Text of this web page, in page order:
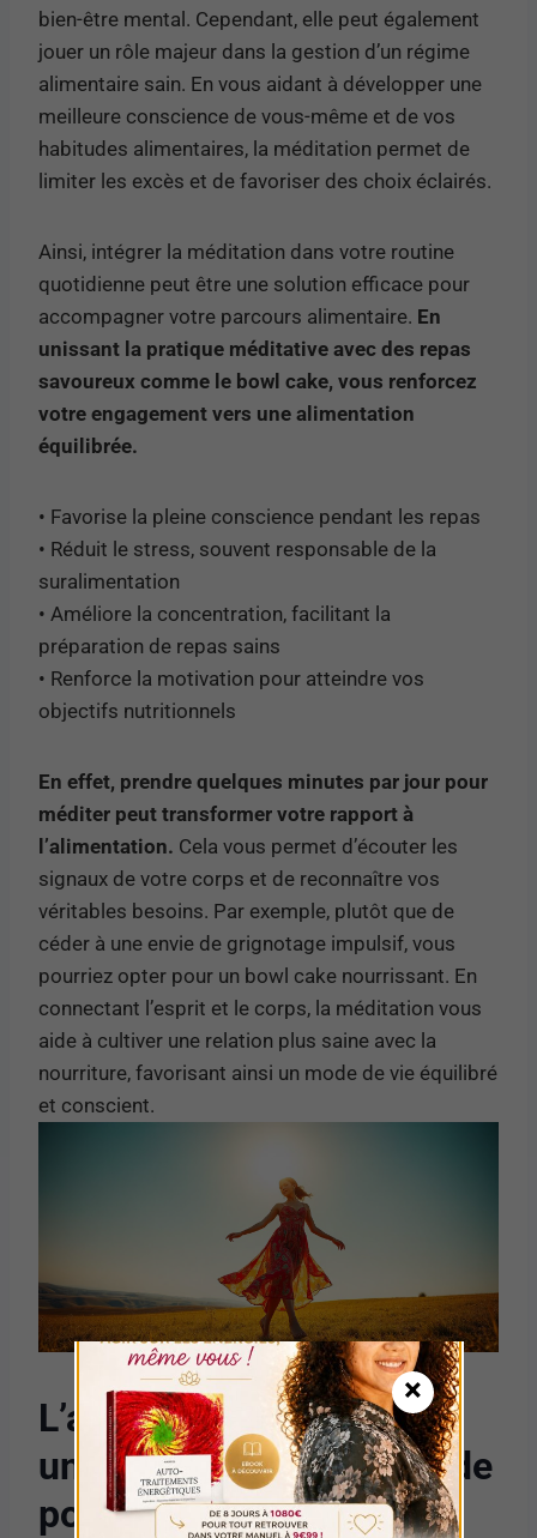
bien-être mental. Cependant, elle peut également
jouer un rôle majeur dans la gestion d’un régime
alimentaire sain. En vous aidant à développer une
meilleure conscience de vous-même et de vos
habitudes alimentaires, la méditation permet de
limiter les excès et de favoriser des choix éclairés.
Ainsi, intégrer la méditation dans votre routine
quotidienne peut être une solution efficace pour
accompagner votre parcours alimentaire. En
unissant la pratique méditative avec des repas
savoureux comme le bowl cake, vous renforcez
votre engagement vers une alimentation
équilibrée.
• Favorise la pleine conscience pendant les repas
• Réduit le stress, souvent responsable de la
suralimentation
• Améliore la concentration, facilitant la
préparation de repas sains
• Renforce la motivation pour atteindre vos
objectifs nutritionnels
En effet, prendre quelques minutes par jour pour
méditer peut transformer votre rapport à
l’alimentation. Cela vous permet d’écouter les
signaux de votre corps et de reconnaître vos
véritables besoins. Par exemple, plutôt que de
céder à une envie de grignotage impulsif, vous
pourriez opter pour un bowl cake nourrissant. En
connectant l’esprit et le corps, la méditation vous
aide à cultiver une relation plus saine avec la
nourriture, favorisant ainsi un mode de vie équilibré
et conscient.
L’alimentation intuitive :
un chemin vers la perte de
poids
×